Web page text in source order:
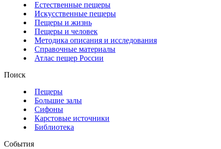
Естественные пещеры
Искусственные пещеры
Пещеры и жизнь
Пещеры и человек
Методика описания и исследования
Справочные материалы
Атлас пещер России
Поиск
Пещеры
Большие залы
Сифоны
Карстовые источники
Библиотека
События